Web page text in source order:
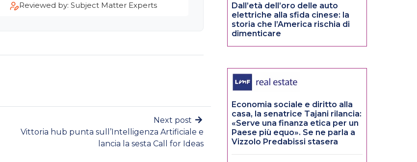
Reviewed by: Subject Matter Experts
Next post
Vittoria hub punta sull’Intelligenza Artificiale e
lancia la sesta Call for Ideas
Dall’età dell’oro delle auto
elettriche alla sfida cinese: la
storia che l’America rischia di
dimenticare
Economia sociale e diritto alla
casa, la senatrice Tajani rilancia:
«Serve una finanza etica per un
Paese più equo». Se ne parla a
Vizzolo Predabissi stasera